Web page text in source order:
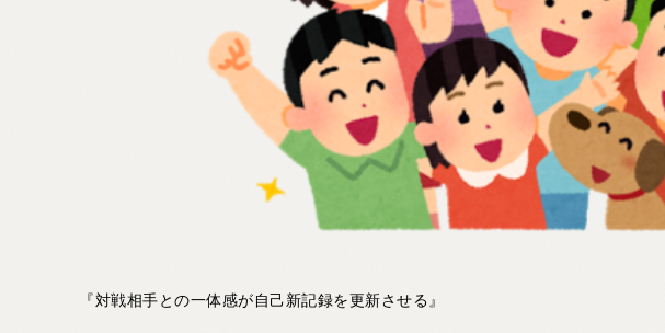
『対戦相手との一体感が自己新記録を更新させる』